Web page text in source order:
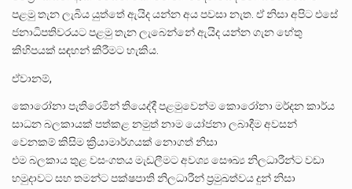
පළමු තැන ලැබිය යුත්තේ ඇයිද යන්න අය පවසා නැත. ඒ නිසා අපිට එසේ
ජනාධිපතිවරයට පළමු තැන ලැබෙන්නේ ඇයිද යන්න ගැන හේතු
කිහිපයක් සඳහන් කිරීමට හැකිය.
ඒවානම්,
කොරෝනා පැතිරෙමින් තියෙද්දී පළමුවෙන්ම කොරෝනා මර්දන කාර්ය
සාධන බලකායක් පත්කළ නමුත් නාම යෝජනා ලබාදීම අවසන්
වෙනකම් කිසිම ක්‍රියාමාර්ගයක් නොගත් නිසා
එම බලකාය තුළ වසංගතය මැඩලීමට අවශ්‍ය සෞඛ්‍ය නිලධාරීන්ට වඩා
හමුදාවට සහ තමන්ට පක්ෂපාති නිලධාරීන් ප්‍රමුඛත්වය දුන් නිසා